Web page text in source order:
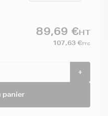
89,69 €HT
107,63 €TTC
+
panier